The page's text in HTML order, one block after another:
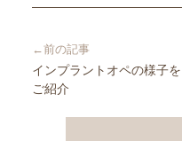
←前の記事
インプラントオペの様子を
ご紹介